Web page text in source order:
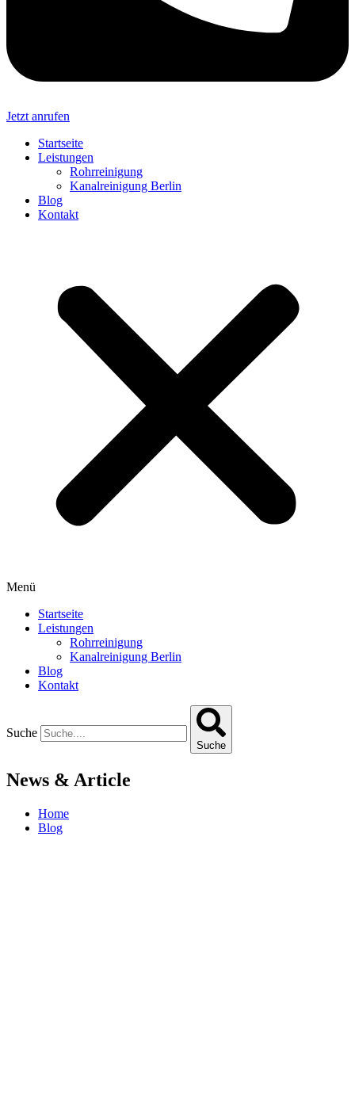
Jetzt anrufen
Startseite
Leistungen
Rohrreinigung
Kanalreinigung Berlin
Blog
Kontakt
Menü
Startseite
Leistungen
Rohrreinigung
Kanalreinigung Berlin
Blog
Kontakt
Suche
Suche
News & Article
Home
Blog